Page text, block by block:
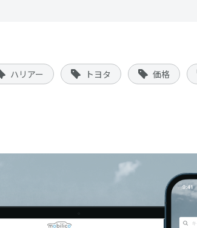
ハリアー トヨタ 価格